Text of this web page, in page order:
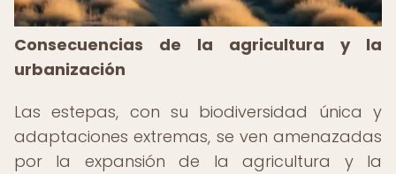
Consecuencias de la agricultura y la
urbanización
Las estepas, con su biodiversidad única y
adaptaciones extremas, se ven amenazadas
por la expansión de la agricultura y la